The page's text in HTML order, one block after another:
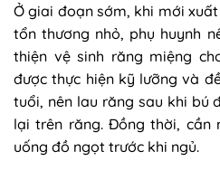
Ở giai đoạn sớm, khi mới
tổn thương nhỏ, phụ huynh
thiện vệ sinh răng miệng
được thực hiện kỹ lưỡng và
tuổi, nên lau răng sau khi bú
lại trên răng. Đồng thời, cần
uống đồ ngọt trước khi ngủ.